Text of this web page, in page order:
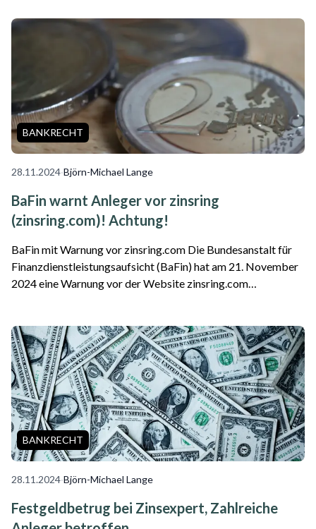
BANKRECHT
28.11.2024·Björn-Michael Lange
BaFin warnt Anleger vor zinsring
(zinsring.com)! Achtung!
BaFin mit Warnung vor zinsring.com Die Bundesanstalt für
Finanzdienstleistungsaufsicht (BaFin) hat am 21. November
2024 eine Warnung vor der Website zinsring.com
BANKRECHT
28.11.2024·Björn-Michael Lange
Festgeldbetrug bei Zinsexpert, Zahlreiche